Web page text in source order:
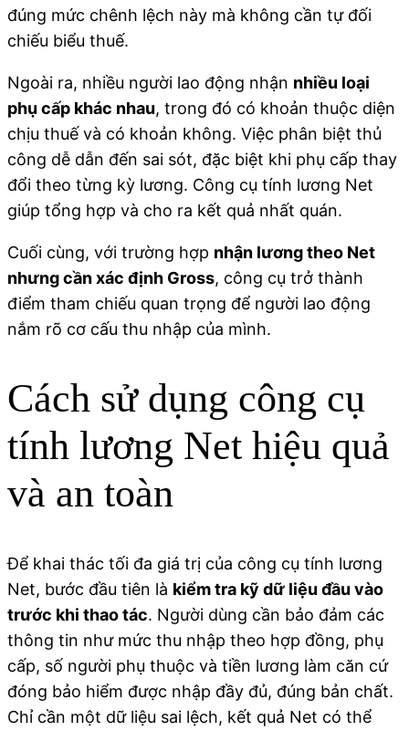
đúng mức chênh lệch này mà không cần tự đối
chiếu biểu thuế.
Ngoài ra, nhiều người lao động nhận nhiều loại
phụ cấp khác nhau, trong đó có khoản thuộc diện
chịu thuế và có khoản không. Việc phân biệt thủ
công dễ dẫn đến sai sót, đặc biệt khi phụ cấp thay
đổi theo từng kỳ lương. Công cụ tính lương Net
giúp tổng hợp và cho ra kết quả nhất quán.
Cuối cùng, với trường hợp nhận lương theo Net
nhưng cần xác định Gross, công cụ trở thành
điểm tham chiếu quan trọng để người lao động
nắm rõ cơ cấu thu nhập của mình.
Cách sử dụng công cụ
tính lương Net hiệu quả
và an toàn
Để khai thác tối đa giá trị của công cụ tính lương
Net, bước đầu tiên là kiểm tra kỹ dữ liệu đầu vào
trước khi thao tác. Người dùng cần bảo đảm các
thông tin như mức thu nhập theo hợp đồng, phụ
cấp, số người phụ thuộc và tiền lương làm căn cứ
đóng bảo hiểm được nhập đầy đủ, đúng bản chất.
Chỉ cần một dữ liệu sai lệch, kết quả Net có thể